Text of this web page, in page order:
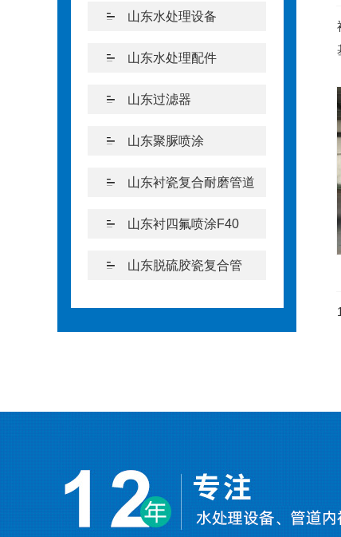
山东水处理设备
山东水处理配件
山东过滤器
山东聚脲喷涂
山东衬瓷复合耐磨管道
山东衬四氟喷涂F40
山东脱硫胶瓷复合管